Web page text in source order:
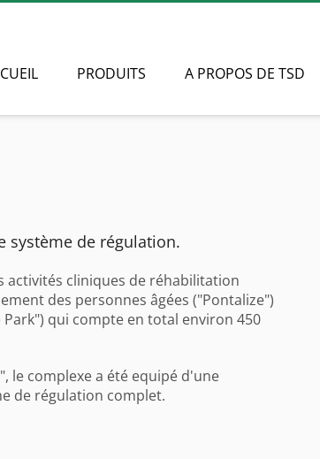
PRODUITS A PROPOS DE TSD
système de régulation.
activités cliniques de réhabilitation
des personnes âgées ("Pontalize")
qui compte en total environ 450
le complexe a été equipé d'une
de régulation complet.